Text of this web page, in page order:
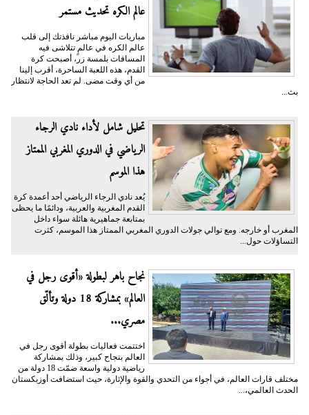
عالم الكره تحديث مستمر
مباريات اليوم مباشر نافذتك إلى قلب
عالم الكره في عالمٍ تتلاشى فيه
المسافات بلمسة زر، أصبحت كرة
القدم، هذه اللعبة الساحرة، أقرب إلينا
من أي وقت مضى. لم تعد الحاجة لانتظار
بث...
تحليل شامل لأداء نادي الرجاء
الرياضي في الدوري المغربي الممتاز
هذا الموسم
يُعد نادي الرجاء الرياضي أحد أعمدة كرة
القدم المغربية والعربية، ودائمًا ما يحظى
بمتابعة جماهيرية هائلة سواء داخل
المغرب أو خارجه. ومع توالي جولات الدوري المغربي الممتاز هذا الموسم، كثرت
التساؤلات حول...
نجاح باهر لبطولة «أقوى رجل في
العالم» بمشاركة 18 دولة وتألّق
مصري...
اختتمت فعاليات بطولة أقوى رجل في
العالم بنجاح كبير، وذلك بمشاركة
رياضية دولية واسعة ضمّت 18 دولة من
مختلف قارات العالم، في أجواء من التحدي والقوة والإثارة، حيث استضافت أوزبكستان
الحدث العالمي،...